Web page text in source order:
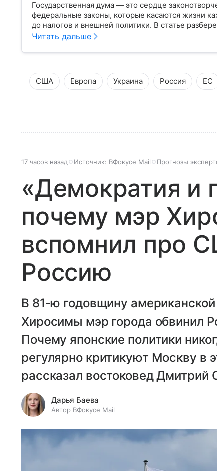
Государственная дума — это сердце
федеральные законы, которые касаются жизни
до налогов и внешней политики. В статье
Читать дальше
США Европа Украина Россия ЕС
17 часов назад Источник: ВФокусе Mail Прогнозы
«Демократия и
почему мэр
вспомнил про
Россию
В 81-ю годовщину
Хиросимы мэр города обвинил
Почему японские политики
регулярно критикуют Москву в
рассказал востоковед Дмитрий
Дарья Баева
Автор ВФокусе Mail